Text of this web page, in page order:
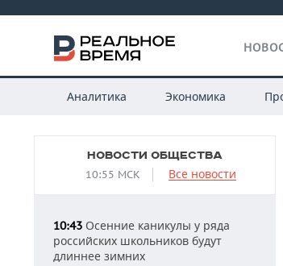
Аналитика Экономика
НОВОСТИ ОБЩЕСТВА
10:55 МСК Все новости
10:43 Осенние каникулы у ряда
российских школьников будут
длиннее зимних